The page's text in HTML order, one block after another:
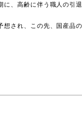
に、高齢に伴う職人の引
想され、この先、国産品